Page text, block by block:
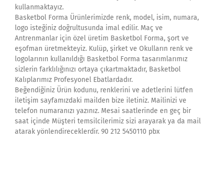
kullanmaktayız.
Basketbol Forma Ürünlerimizde renk, model, isim, numara,
logo isteğiniz doğrultusunda imal edilir. Maç ve
Antrenmanlar için özel üretim Basketbol Forma, şort ve
eşofman üretmekteyiz. Kulüp, şirket ve Okulların renk ve
logolarının kullanıldığı Basketbol Forma tasarımlarımız
sizlerin farklılığınızı ortaya çıkartmaktadır, Basketbol
Kalıplarımız Profesyonel Ebatlardadır.
Beğendiğiniz Ürün kodunu, renklerini ve adetlerini lütfen
iletişim sayfamızdaki mailden bize iletiniz. Mailinizi ve
telefon numaranızı yazınız. Mesai saatlerinde en geç bir
saat içinde Müşteri temsilcilerimiz sizi arayarak ya da mail
atarak yönlendireceklerdir. 90 212 5450110 pbx